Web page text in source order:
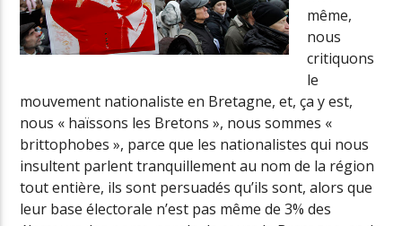
même,
nous
critiquons
le
mouvement nationaliste en Bretagne, et, ça y est,
nous « haïssons les Bretons », nous sommes «
brittophobes », parce que les nationalistes qui nous
insultent parlent tranquillement au nom de la région
tout entière, ils sont persuadés qu’ils sont, alors que
leur base électorale n’est pas même de 3% des